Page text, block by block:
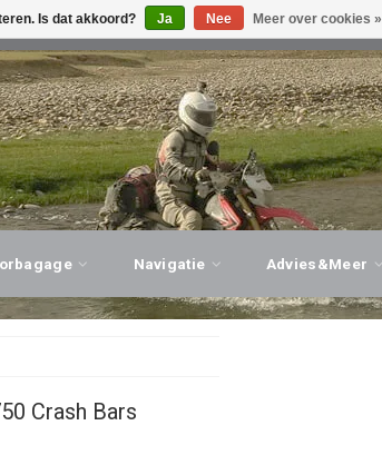
BEZOEK ONZE WINKEL!
Navigatie Advies&Meer
Crash Bars
Is dat akkoord? Ja Nee Meer over cookies »